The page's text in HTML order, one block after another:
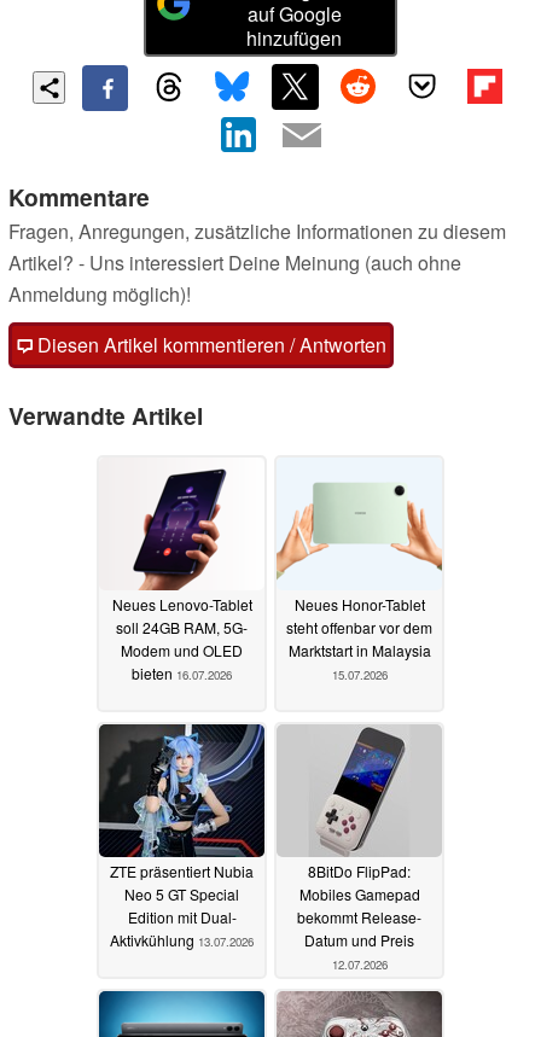
auf Google
hinzufügen
Kommentare
Fragen, Anregungen, zusätzliche Informationen zu diesem
Artikel? - Uns interessiert Deine Meinung (auch ohne
Anmeldung möglich)!
Diesen Artikel kommentieren / Antworten
Verwandte Artikel
Neues Lenovo-Tablet
soll 24GB RAM, 5G-
Modem und OLED
bieten 16.07.2026
Neues Honor-Tablet
steht offenbar vor dem
Marktstart in Malaysia
15.07.2026
ZTE präsentiert Nubia
Neo 5 GT Special
Edition mit Dual-
Aktivkühlung 13.07.2026
8BitDo FlipPad:
Mobiles Gamepad
bekommt Release-
Datum und Preis
12.07.2026